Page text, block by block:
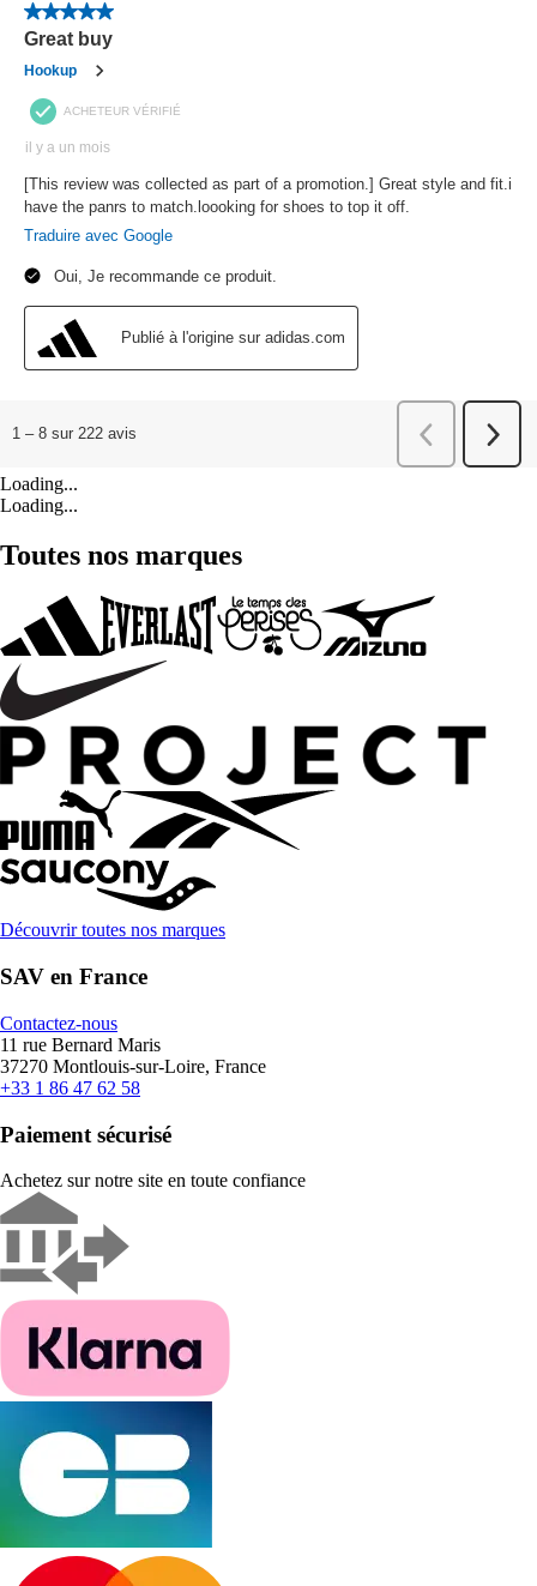
Loading...
Loading...
Toutes nos marques
Découvrir toutes nos marques
SAV en France
Contactez-nous
11 rue Bernard Maris
37270 Montlouis-sur-Loire, France
+33 1 86 47 62 58
Paiement sécurisé
Achetez sur notre site en toute confiance